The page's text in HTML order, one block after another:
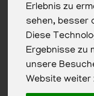
Erlebnis zu
sehen, besser
Diese
Ergebnisse zu
unsere
Website weiter